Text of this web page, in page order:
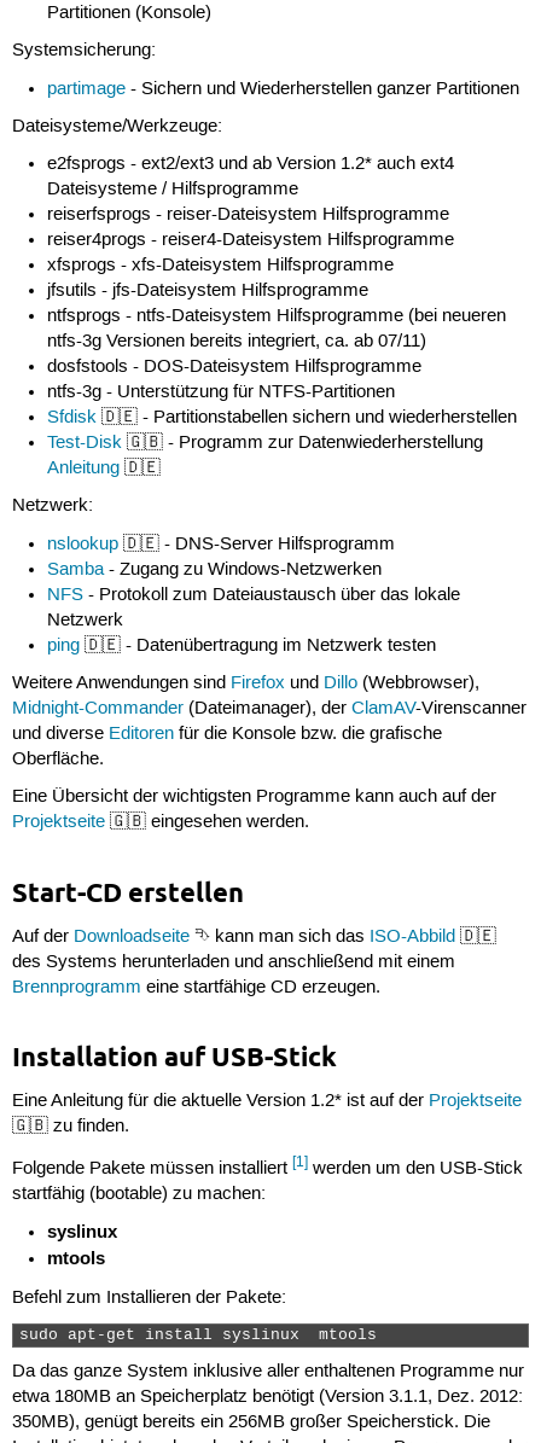
Partitionen (Konsole)
Systemsicherung:
partimage - Sichern und Wiederherstellen ganzer Partitionen
Dateisysteme/Werkzeuge:
e2fsprogs - ext2/ext3 und ab Version 1.2* auch ext4
Dateisysteme / Hilfsprogramme
reiserfsprogs - reiser-Dateisystem Hilfsprogramme
reiser4progs - reiser4-Dateisystem Hilfsprogramme
xfsprogs - xfs-Dateisystem Hilfsprogramme
jfsutils - jfs-Dateisystem Hilfsprogramme
ntfsprogs - ntfs-Dateisystem Hilfsprogramme (bei neueren
ntfs-3g Versionen bereits integriert, ca. ab 07/11)
dosfstools - DOS-Dateisystem Hilfsprogramme
ntfs-3g - Unterstützung für NTFS-Partitionen
Sfdisk 🇩🇪 - Partitionstabellen sichern und wiederherstellen
Test-Disk 🇬🇧 - Programm zur Datenwiederherstellung
Anleitung 🇩🇪
Netzwerk:
nslookup 🇩🇪 - DNS-Server Hilfsprogramm
Samba- Zugang zu Windows-Netzwerken
NFS - Protokoll zum Dateiaustausch über das lokale
Netzwerk
ping 🇩🇪 - Datenübertragung im Netzwerk testen
Weitere Anwendungen sind Firefox und Dillo(Webbrowser),
Midnight-Commander(Dateimanager), der ClamAV-Virenscanner
und diverse Editorenfür die Konsole bzw. die grafische
Oberfläche.
Eine Übersicht der wichtigsten Programme kann auch auf der
Projektseite🇬🇧 eingesehen werden.
Start-CD erstellen
Auf der Downloadseite⮷ kann man sich das ISO-Abbild 🇩🇪
des Systems herunterladen und anschließend mit einem
Brennprogramm eine startfähige CD erzeugen.
Installation auf USB-Stick
Eine Anleitung für die aktuelle Version 1.2* ist auf der Projektseite
🇬🇧 zu finden.
Folgende Pakete müssen installiert [1]werden um den USB-Stick
startfähig (bootable) zu machen:
syslinux
mtools
Befehl zum Installieren der Pakete:
sudo apt-get install syslinux  mtools
Da das ganze System inklusive aller enthaltenen Programme nur
etwa 180MB an Speicherplatz benötigt (Version 3.1.1, Dez. 2012:
350MB), genügt bereits ein 256MB großer Speicherstick. Die